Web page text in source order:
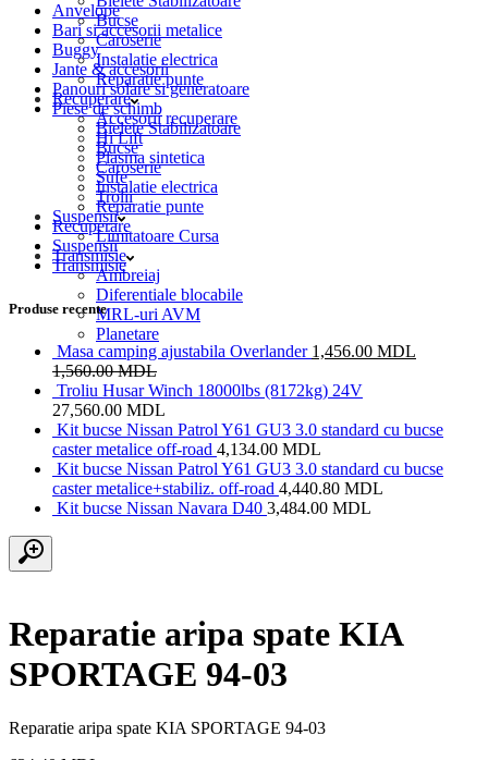
Bucse
Caroserie
Instalatie electrica
Reparatie punte
Recuperare
Accesorii recuperare
Hi Lift
Plasma sintetica
Sufe
Trolii
Suspensii
Limitatoare Cursa
Transmisie
Ambreiaj
Diferentiale blocabile
MRL-uri AVM
Planetare
Anvelope
Bari si accesorii metalice
Buggy
Jante & accesorii
Panouri solare si generatoare
Piese de schimb
Bielete Stabilizatoare
Bucse
Caroserie
Instalatie electrica
Reparatie punte
Recuperare
Suspensii
Transmisie
Produse recente
Masa camping ajustabila Overlander 1,456.00 MDL
1,560.00MDL
Troliu Husar Winch 18000lbs (8172kg) 24V
27,560.00 MDL
Kit bucse Nissan Patrol Y61 GU3 3.0 standard cu bucse
caster metalice off-road 4,134.00 MDL
Kit bucse Nissan Patrol Y61 GU3 3.0 standard cu bucse
caster metalice+stabiliz. off-road 4,440.80 MDL
Kit bucse Nissan Navara D40 3,484.00 MDL
Reparatie aripa spate KIA
SPORTAGE 94-03
Reparatie aripa spate KIA SPORTAGE 94-03